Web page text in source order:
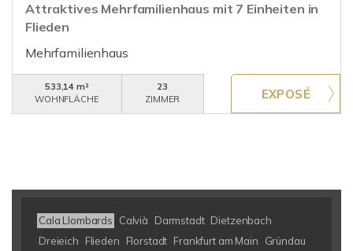
Attraktives Mehrfamilienhaus mit 7 Einheiten in
Flieden
Mehrfamilienhaus
533,14 m²
WOHNFLÄCHE
23
ZIMMER
Cala Llombards Calvià Darmstadt Dietzenbach
Dreieich
Flieden Florstadt Frankfurt am Main
Gründau